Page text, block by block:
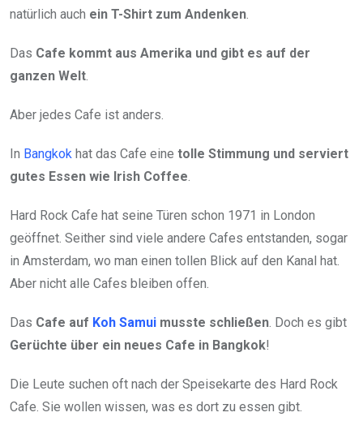
natürlich auch ein T-Shirt zum Andenken
Das Cafe kommt aus Amerika und gibt es auf der
ganzen Welt
Aber jedes Cafe ist anders.
In Bangkok hat das Cafe eine tolle Stimmung und serviert
gutes Essen wie Irish Coffee
Hard Rock Cafe hat seine Türen schon 1971 in London
geöffnet. Seither sind viele andere Cafes entstanden, sogar
in Amsterdam, wo man einen tollen Blick auf den Kanal hat.
Aber nicht alle Cafes bleiben offen.
Das Cafe auf Koh Samui musste schließen . Doch es gibt
Gerüchte über ein neues Cafe in Bangkok!
Die Leute suchen oft nach der Speisekarte des Hard Rock
Cafe. Sie wollen wissen, was es dort zu essen gibt.